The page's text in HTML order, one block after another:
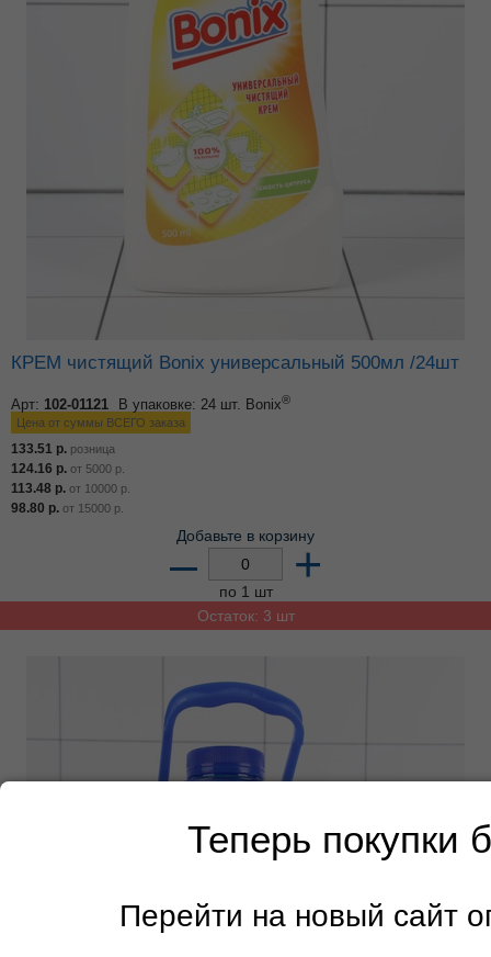
Теперь покупки
Перейти на новый сайт
КРЕМ чистящий Bonix универсальный 500мл /24шт
Арт: 102-01121 В упаковке: 24 шт. Bonix®
Цена от суммы ВСЕГО заказа
133.51 р. розница
124.16 р. от 5000 р.
113.48 р. от 10000 р.
98.80 р. от 15000 р.
Добавьте в корзину
– +
по 1 шт
Остаток: 3 шт